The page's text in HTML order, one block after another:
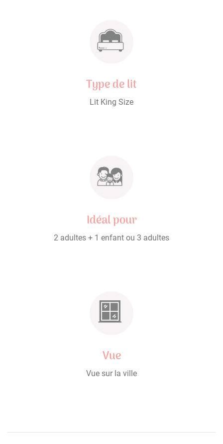
Type de lit
Lit King Size
Idéal pour
2 adultes + 1 enfant ou 3 adultes
Vue
Vue sur la ville